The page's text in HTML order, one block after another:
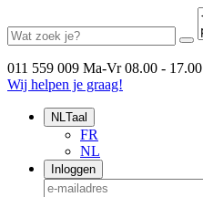
011 559 009 Ma-Vr 08.00 - 17.00
Wij helpen je graag!
NLTaal
FR
NL
Inloggen